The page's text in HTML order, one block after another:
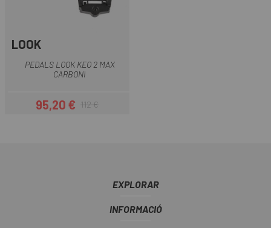
LOOK
PEDALS LOOK KEO 2 MAX
CARBONI
Preu
95,20 €Preu regular
112 €
EXPLORAR
INFORMACIÓ